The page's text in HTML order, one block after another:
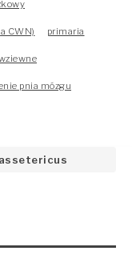
CWN)
primaria
pnia mózgu